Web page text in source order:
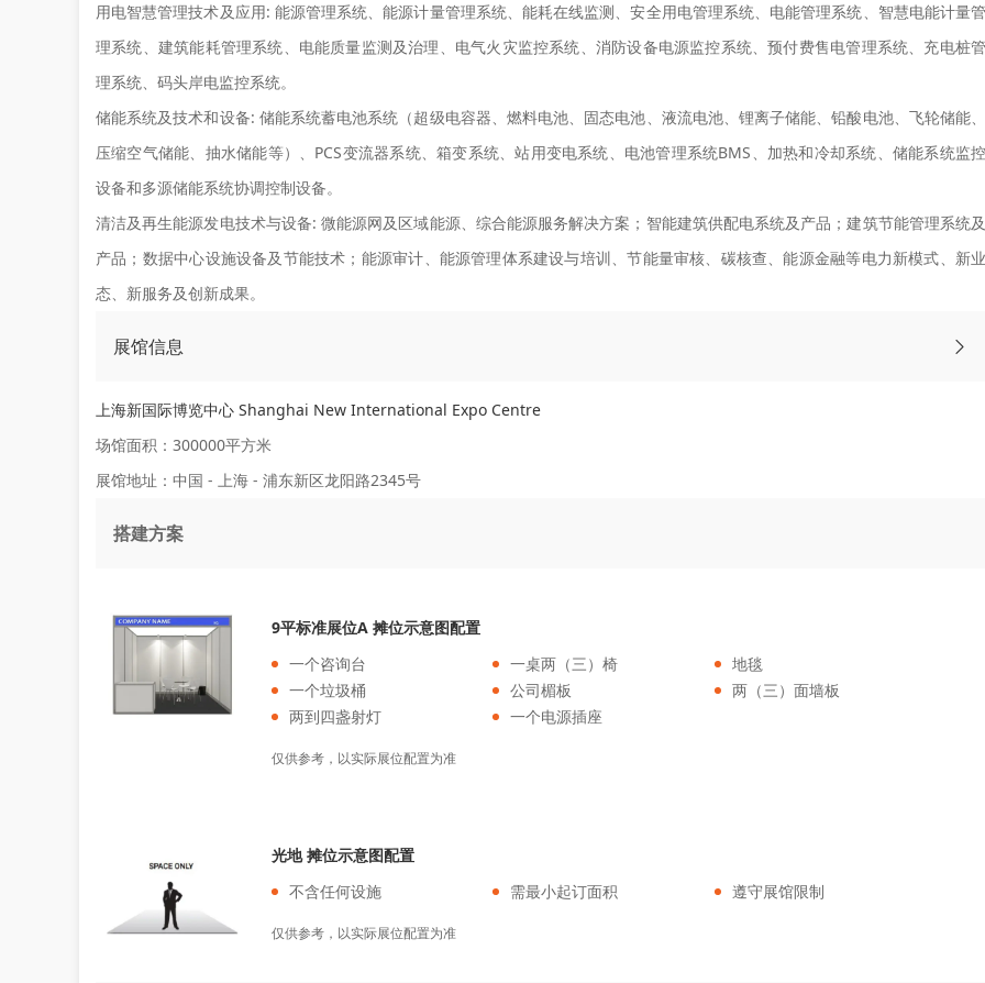
用电智慧管理技术及应用: 能源管理系统、能源计量管理系统、能耗在线监测、安全用电管理系统、电能管理系统、智慧电能计量管
理系统、建筑能耗管理系统、电能质量监测及治理、电气火灾监控系统、消防设备电源监控系统、预付费售电管理系统、充电桩管
理系统、码头岸电监控系统。
储能系统及技术和设备: 储能系统蓄电池系统（超级电容器、燃料电池、固态电池、液流电池、锂离子储能、铅酸电池、飞轮储能、
压缩空气储能、抽水储能等）、PCS变流器系统、箱变系统、站用变电系统、电池管理系统BMS、加热和冷却系统、储能系统监控
设备和多源储能系统协调控制设备。
清洁及再生能源发电技术与设备: 微能源网及区域能源、综合能源服务解决方案；智能建筑供配电系统及产品；建筑节能管理系统及
产品；数据中心设施设备及节能技术；能源审计、能源管理体系建设与培训、节能量审核、碳核查、能源金融等电力新模式、新业
态、新服务及创新成果。
展馆信息
上海新国际博览中心 Shanghai New International Expo Centre
场馆面积：300000平方米
展馆地址：中国 - 上海 - 浦东新区龙阳路2345号
搭建方案
9平标准展位A 摊位示意图配置
一个咨询台
一桌两（三）椅
地毯
一个垃圾桶
公司楣板
两（三）面墙板
两到四盏射灯
一个电源插座
仅供参考，以实际展位配置为准
光地 摊位示意图配置
不含任何设施
需最小起订面积 遵守展馆限制
仅供参考，以实际展位配置为准